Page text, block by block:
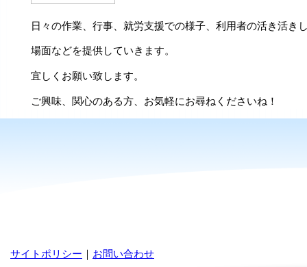
日々の作業、行事、就労支援での様子、利用者の活き活き
場面などを提供していきます。
宜しくお願い致します。
ご興味、関心のある方、お気軽にお尋ねくださいね！
サイトポリシー お問い合わせ